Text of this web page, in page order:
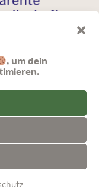
, um dein
Tiernothilfe